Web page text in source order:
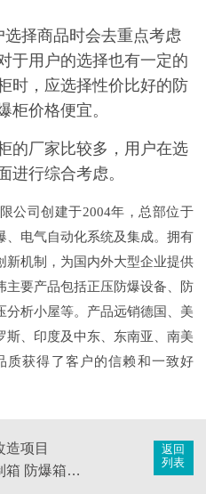
择商品时会去重点考虑
于用户的选择也有一定的
时，应选择性价比好的防
柜价格便宜。
的厂家比较多，用户在选
进行综合考虑。
公司创建于2004年，总部位于
、电气自动化系统及集成。拥有
新机制，为国内外大型企业提供
主要产品包括正压防爆设备、防
分析小屋等。产品远销德国、美
斯、印度及中东、东南亚、南美
质获得了客户的信赖和一致好
返回
列表
造项目
普通箱改造防爆控制箱 防爆箱项目改造